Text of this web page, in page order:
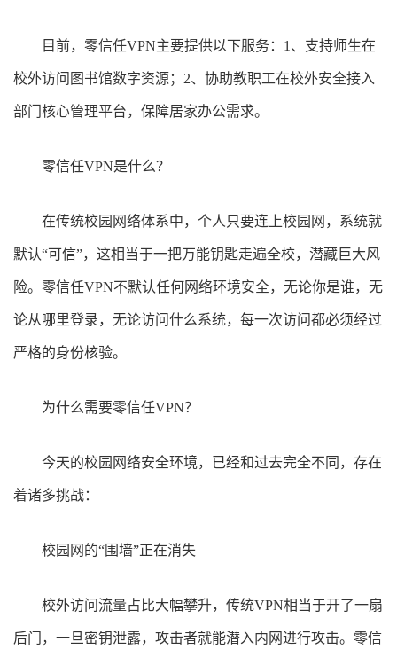
目前，零信任VPN主要提供以下服务： 1 、支持师生在
校外访问图书馆数字资源； 2、协助教职工在校外安全接入
部门核心管理平台，保障居家办公需求。
零信任VPN是什么？
在传统校园网络体系中，个人只要连上校园网，系统就
默认“可信”，这相当于一把万能钥匙走遍全校，潜藏巨大风
险。零信任VPN不默认任何网络环境安全，无论你是谁，无
论从哪里登录，无论访问什么系统，每一次访问都必须经过
严格的身份核验。
为什么需要零信任VPN？
今天的校园网络安全环境，已经和过去完全不同，存在
着诸多挑战：
校园网的“围墙”正在消失
校外访问流量占比大幅攀升，传统VPN相当于开了一扇
后门，一旦密钥泄露，攻击者就能潜入内网进行攻击。零信